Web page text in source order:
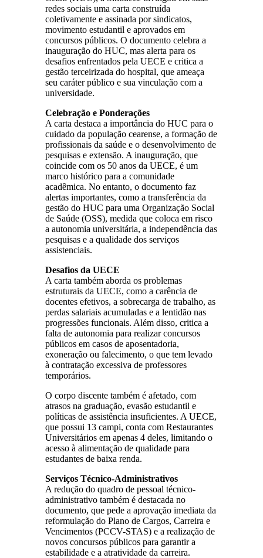
redes sociais uma carta construída
coletivamente e assinada por sindicatos,
movimento estudantil e aprovados em
concursos públicos. O documento celebra a
inauguração do HUC, mas alerta para os
desafios enfrentados pela UECE e critica a
gestão terceirizada do hospital, que ameaça
seu caráter público e sua vinculação com a
universidade.
Celebração e Ponderações
A carta destaca a importância do HUC para o
cuidado da população cearense, a formação de
profissionais da saúde e o desenvolvimento de
pesquisas e extensão. A inauguração, que
coincide com os 50 anos da UECE, é um
marco histórico para a comunidade
acadêmica. No entanto, o documento faz
alertas importantes, como a transferência da
gestão do HUC para uma Organização Social
de Saúde (OSS), medida que coloca em risco
a autonomia universitária, a independência das
pesquisas e a qualidade dos serviços
assistenciais.
Desafios da UECE
A carta também aborda os problemas
estruturais da UECE, como a carência de
docentes efetivos, a sobrecarga de trabalho, as
perdas salariais acumuladas e a lentidão nas
progressões funcionais. Além disso, critica a
falta de autonomia para realizar concursos
públicos em casos de aposentadoria,
exoneração ou falecimento, o que tem levado
à contratação excessiva de professores
temporários.
O corpo discente também é afetado, com
atrasos na graduação, evasão estudantil e
políticas de assistência insuficientes. A UECE,
que possui 13 campi, conta com Restaurantes
Universitários em apenas 4 deles, limitando o
acesso à alimentação de qualidade para
estudantes de baixa renda.
Serviços Técnico-Administrativos
A redução do quadro de pessoal técnico-
administrativo também é destacada no
documento, que pede a aprovação imediata da
reformulação do Plano de Cargos, Carreira e
Vencimentos (PCCV-STAS) e a realização de
novos concursos públicos para garantir a
estabilidade e a atratividade da carreira.